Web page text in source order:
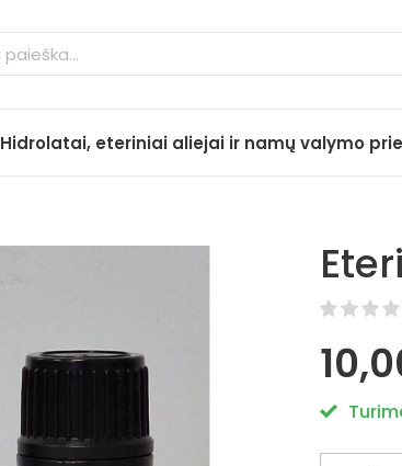
Hidrolatai, eteriniai aliejai ir namų valymo